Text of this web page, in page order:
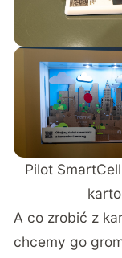
Pilot
A co zrobić z
chcemy go